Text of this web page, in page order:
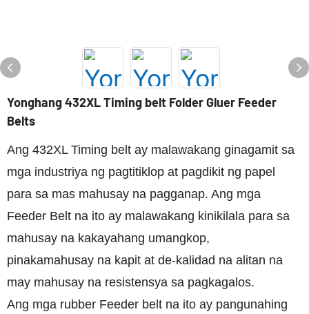
Yonghang 432XL Timing belt Folder Gluer Feeder
Belts
Ang 432XL Timing belt ay malawakang ginagamit sa
mga industriya ng pagtitiklop at pagdikit ng papel
para sa mas mahusay na pagganap. Ang mga
Feeder Belt na ito ay malawakang kinikilala para sa
mahusay na kakayahang umangkop,
pinakamahusay na kapit at de-kalidad na alitan na
may mahusay na resistensya sa pagkagalos.
Ang mga rubber Feeder belt na ito ay pangunahing